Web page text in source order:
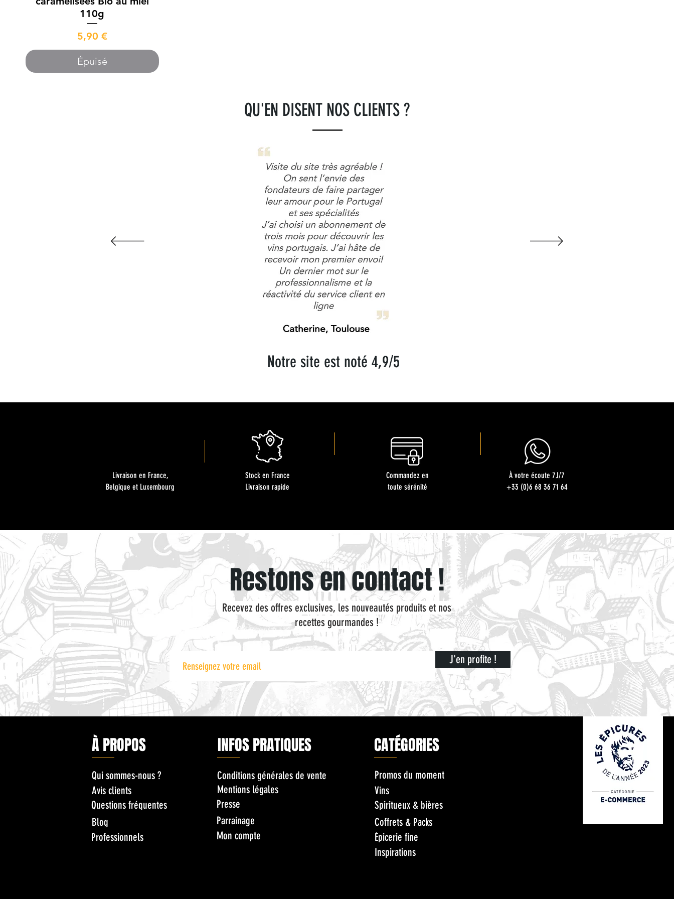
110g
Prix
5,90 €
Épuisé
QU'EN DISENT NOS CLIENTS ?
Notre site est noté 4,9/5
Livraison en France,
Belgique et Luxembourg
Stock en France
Livraison rapide
Commandez en
toute sérénité
À votre écoute 7J/7
+33 (0)6 68 36 71 64
Restons en contact !
Recevez des offres exclusives, les nouveautés produits et nos
recettes gourmandes !
J'en profite !
À PROPOS
Qui sommes-nous ?
Avis clients
Questions fréquentes
Blog
Professionnels
INFOS PRATIQUES
Conditions générales de vente
Mentions légales
Presse
Parrainage
Mon compte
CATÉGORIES
Promos du moment
Vins
Spiritueux & bières
Coffrets & Packs
Épicerie fine
Inspirations